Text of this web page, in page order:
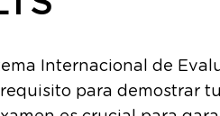
Internacional de
para demostrar